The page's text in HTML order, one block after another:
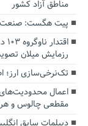
مناطق آزاد کشور
پیت هگست: صنعت
رزمایش میلان
تک‌نرخی‌سازی ارز؛
اعمال محدودیت‌های
مقطعی چالوس و